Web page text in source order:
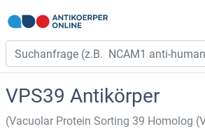
VPS39 Antikörper
(Vacuolar Protein Sorting 39 Homolog